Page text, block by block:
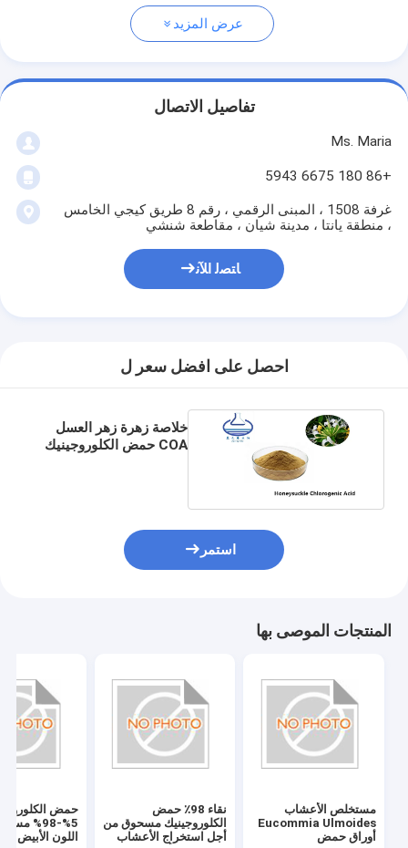
عرض المزيد
تفاصيل الاتصال
Ms. Maria
+86 180 6675 5943
غرفة 1508 ، المبنى الرقمي ، رقم 8 طريق كيجي الخامس
، منطقة يانتا ، مدينة شيان ، مقاطعة شنشي
ﺎﺘﺼﻟ ﺍﻶﻧ
احصل على افضل سعر ل
خلاصة زهرة زهر العسل
COA حمض الكلوروجينيك
استمر
المنتجات الموصى بها
مستخلص الأعشاب
Eucommia Ulmoides
أوراق حمض
نقاء 98٪ حمض
الكلوروجينيك مسحوق من
أجل استخراج الأعشاب
حمض
5%-98%
اللون الأبيض